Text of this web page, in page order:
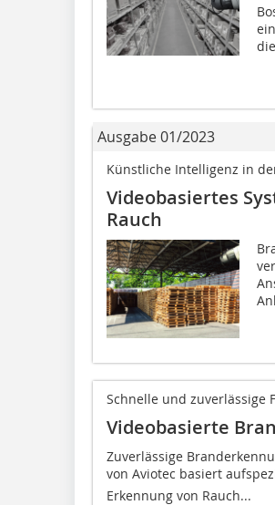
Ausgabe 01/2023
Künstliche Intelligenz in
Videobasiertes
Rauch
Schnelle und zuverlässige
Videobasierte
Zuverlässige
von Aviotec basiert
Erkennung von Rauch...